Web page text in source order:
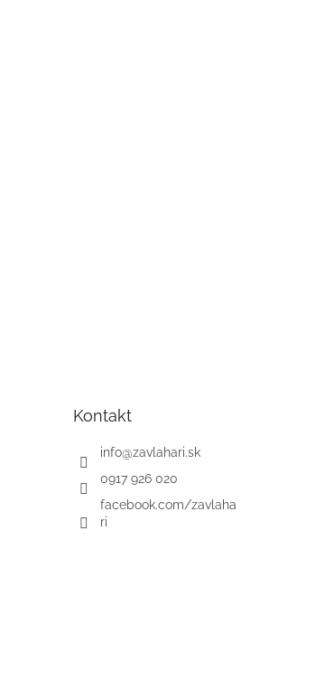
Kontakt
info@zavlahari.sk
0917 926 020
facebook.com/zavlaha
ri